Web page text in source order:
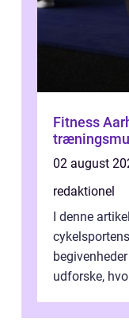
Fitness
02 august
redaktionel
I denne
udforske,